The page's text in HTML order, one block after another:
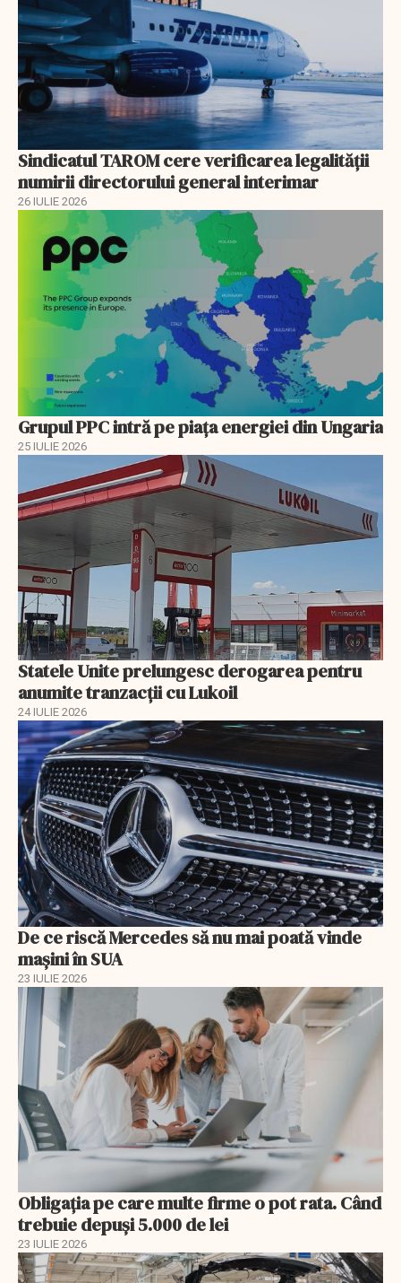
Sindicatul TAROM cere verificarea legalității
numirii directorului general interimar
26 IULIE 2026
Grupul PPC intră pe piața energiei din Ungaria
25 IULIE 2026
Statele Unite prelungesc derogarea pentru
anumite tranzacții cu Lukoil
24 IULIE 2026
De ce riscă Mercedes să nu mai poată vinde
mașini în SUA
23 IULIE 2026
Obligația pe care multe firme o pot rata. Când
trebuie depuși 5.000 de lei
23 IULIE 2026